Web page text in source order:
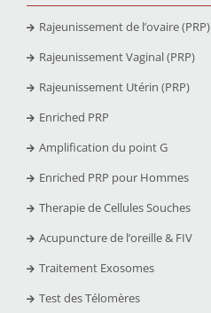
Rajeunissement de l’ovaire (PRP)
Rajeunissement Vaginal (PRP)
Rajeunissement Utérin (PRP)
Enriched PRP
Amplification du point G
Enriched PRP pour Hommes
Therapie de Cellules Souches
Acupuncture de l’oreille & FIV
Traitement Exosomes
Test des Télomères